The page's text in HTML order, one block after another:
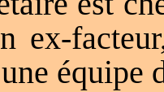
ex-
équipe